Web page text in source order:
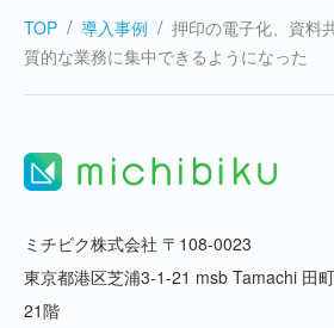
TOP 導入事例
押印の電子化、資料
質的な業務に集中できるようになった
ミチビク株式会社 〒108-0023
東京都港区芝浦3-1-21 msb Tamachi 田
21階